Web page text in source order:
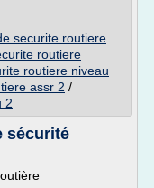
securite routiere
routiere
routiere niveau
assr 2 /
2
sécurité